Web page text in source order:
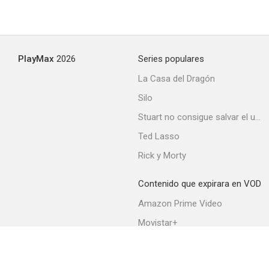
PlayMax 2026
Series populares
La Casa del Dragón
Silo
Stuart no consigue salvar el universo
Ted Lasso
Rick y Morty
Contenido que expirara en VOD
Amazon Prime Video
Movistar+